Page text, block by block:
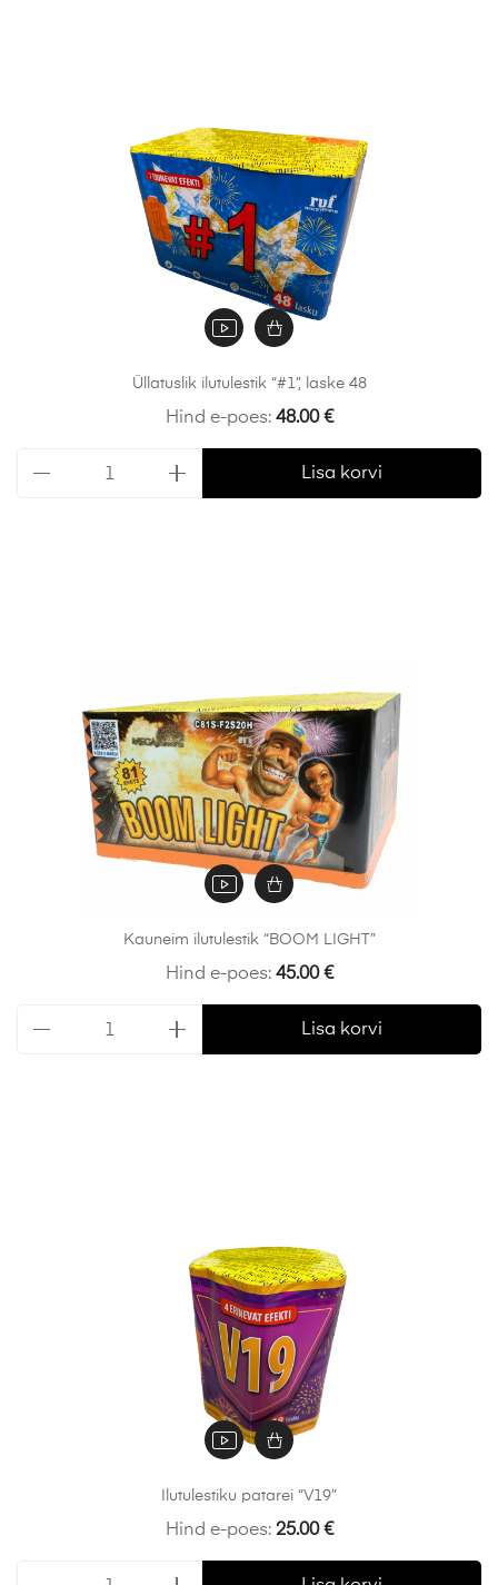
Üllatuslik ilutulestik “#1”, laske 48
Hind e-poes: 48.00€
Lisa korvi
Kauneim ilutulestik “BOOM LIGHT”
Hind e-poes: 45.00€
Lisa korvi
Ilutulestiku patarei “V19”
Hind e-poes: 25.00€